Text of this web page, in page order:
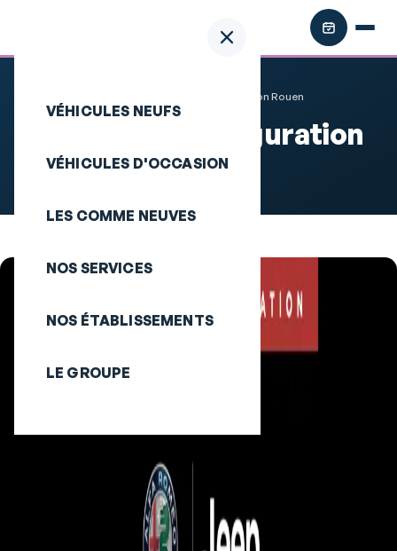
VÉHICULES NEUFS
VÉHICULES D'OCCASION
LES COMME NEUVES
NOS SERVICES
NOS ÉTABLISSEMENTS
LE GROUPE
Inscription Inauguration Rouen
Inscription Inauguration
Rouen